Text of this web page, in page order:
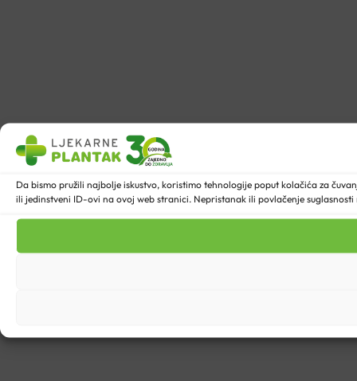
Da bismo pružili najbolje iskustvo, koristimo tehnologije poput kolačića za
ili jedinstveni ID-ovi na ovoj web stranici. Nepristanak ili povlačenje